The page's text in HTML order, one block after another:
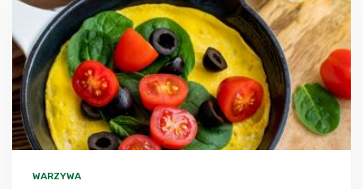
WARZYWA